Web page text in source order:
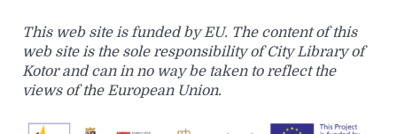
This web site is funded by EU. The content of this
web site is the sole responsibility of City Library of
Kotor and can in no way be taken to reflect the
views of the European Union.